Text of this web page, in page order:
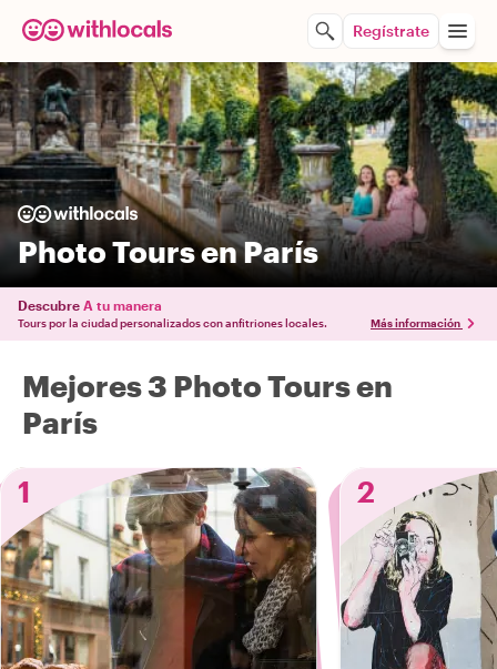
Regístrate
Photo Tours en París
Descubre A tu manera
Tours por la ciudad personalizados con anfitriones locales. Más información
Mejores 3 Photo Tours en
París
1
2